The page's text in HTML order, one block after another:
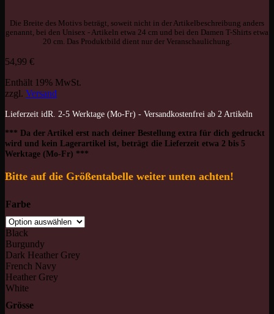
Die Breite des Motivs beträgt, soweit nicht in der Artikelbeschreibung anders
genannt, bei den Unisex - Artikeln etwa 24 cm und bei den Damen T-Shirts etwa
20 cm. Das Produktbild dient nur der Veranschaulichung.
54,99 €
Enthält 19% MwSt.
zzgl. Versand
Lieferzeit idR. 2-5 Werktage (Mo-Fr) - Versandkostenfrei ab 2 Artikeln
*** Da der Artikel erst nach deiner Bestellung extra für dich gedruckt
wird und kein Lagerartikel ist, beträgt die Lieferzeit etwa 2 bis 5
Werktage (Mo-Fr) ***
Bitte auf die Größentabelle weiter unten achten!
Farbe
Black
Burgundy
Dark Heather Grey
French Navy
Heather Grey
White
Grösse